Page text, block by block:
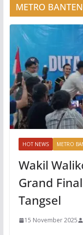
METRO BANTEN
HOT NEWS METRO
Wakil
Grand
Tangsel
15 November 2025